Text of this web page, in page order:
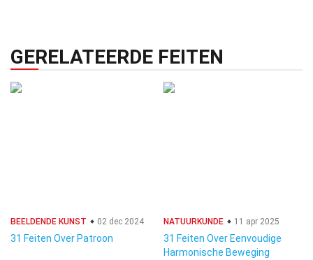
GERELATEERDE FEITEN
BEELDENDE KUNST 02 dec 2024
31 Feiten Over Patroon
NATUURKUNDE 11 apr 2025
31 Feiten Over Eenvoudige
Harmonische Beweging